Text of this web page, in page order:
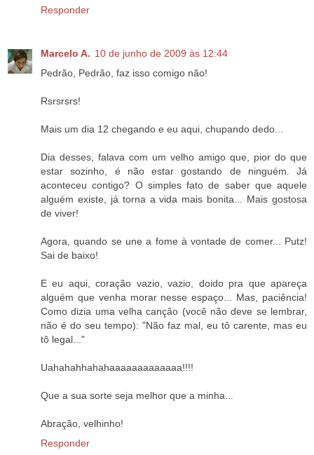
Responder
Marcelo A. 10 de junho de 2009 às 12:44
Pedrão, Pedrão, faz isso comigo não!
Rsrsrsrs!
Mais um dia 12 chegando e eu aqui, chupando dedo...
Dia desses, falava com um velho amigo que, pior do que
estar sozinho, é não estar gostando de ninguém. Já
aconteceu contigo? O simples fato de saber que aquele
alguém existe, já torna a vida mais bonita... Mais gostosa
de viver!
Agora, quando se une a fome à vontade de comer... Putz!
Sai de baixo!
E eu aqui, coração vazio, vazio, doido pra que apareça
alguém que venha morar nesse espaço... Mas, paciência!
Como dizia uma velha canção (você não deve se lembrar,
não é do seu tempo): "Não faz mal, eu tô carente, mas eu
tô legal..."
Uahahahhahahaaaaaaaaaaaaa!!!!
Que a sua sorte seja melhor que a minha...
Abração, velhinho!
Responder